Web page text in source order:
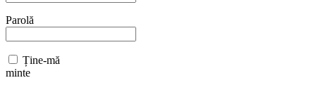
Parolă
Ține-mă
minte